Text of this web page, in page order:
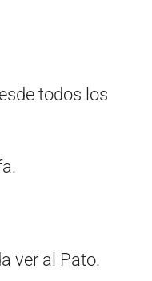
todos los
ver al Pato.